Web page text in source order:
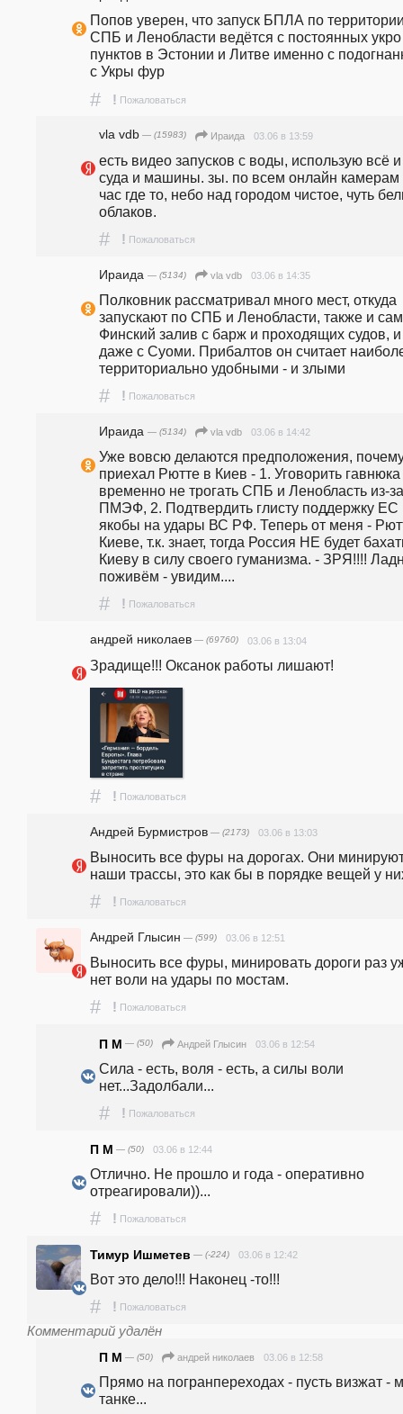
Попов уверен, что запуск БПЛА по
СПБ и Ленобласти ведётся с постоянных укро
пунктов в Эстонии и Литве именно с
с Укры фур
# ! Пожаловаться
vla vdb — (15983) Ираида 03.06 в 13:59
есть видео запусков с воды, использую всё и
суда и машины. зы. по всем онлайн камерам
час где то, небо над городом чистое, чуть
облаков.
# ! Пожаловаться
Ираида — (5134) vla vdb 03.06 в 14:35
Полковник рассматривал много мест, откуда
запускают по СПБ и Ленобласти, также и сам
Финский залив с барж и проходящих судов, и
даже с Суоми. Прибалтов он считает
территориально удобными - и злыми
# ! Пожаловаться
Ираида — (5134) vla vdb 03.06 в 14:42
Уже вовсю делаются предположения,
приехал Рютте в Киев - 1. Уговорить гавнюка
временно не трогать СПБ и Ленобласть из-за
ПМЭФ, 2. Подтвердить глисту поддержку ЕС
якобы на удары ВС РФ. Теперь от меня -
Киеве, т.к. знает, тогда Россия НЕ будет
Киеву в силу своего гуманизма. - ЗРЯ!!!!
поживём - увидим....
# ! Пожаловаться
андpeй николаев — (69760) 03.06 в 13:04
Зрадище!!! Оксанок работы лишают!
# ! Пожаловаться
Андрей Бурмистров — (2173) 03.06 в 13:03
Выносить все фуры на дорогах. Они
наши трассы, это как бы в порядке вещей у
# ! Пожаловаться
Андрей Глысин — (599) 03.06 в 12:51
Выносить все фуры, минировать дороги раз
нет воли на удары по мостам.
# ! Пожаловаться
П М — (50) Андрей Глысин 03.06 в 12:54
Сила - есть, воля - есть, а силы воли
нет...Задолбали...
# ! Пожаловаться
П М — (50) 03.06 в 12:44
Отлично. Не прошло и года - оперативно
отреагировали))...
# ! Пожаловаться
Тимур Ишметев — (-224) 03.06 в 12:42
Вот это дело!!! Наконец -то!!!
# ! Пожаловаться
Комментарий удалён
П М — (50) андpeй николаев 03.06 в 12:58
Прямо на погранпереходах - пусть визжат -
танке...